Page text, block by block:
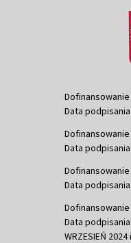
Dofinansowanie
Data podpisania
Dofinansowanie
Data podpisania
Dofinansowanie
Data podpisania
Dofinansowanie
Data
WRZESIEŃ 2024